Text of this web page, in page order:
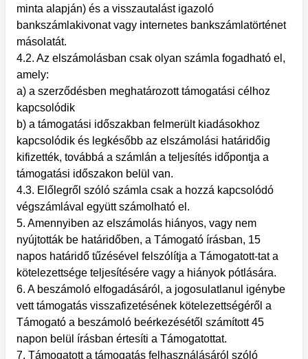
minta alapján) és a visszautalást igazoló
bankszámlakivonat vagy internetes bankszámlatörténet
másolatát.
4.2. Az elszámolásban csak olyan számla fogadható el,
amely:
a) a szerződésben meghatározott támogatási célhoz
kapcsolódik
b) a támogatási időszakban felmerült kiadásokhoz
kapcsolódik és legkésőbb az elszámolási határidőig
kifizették, továbbá a számlán a teljesítés időpontja a
támogatási időszakon belül van.
4.3. Előlegről szóló számla csak a hozzá kapcsolódó
végszámlával együtt számolható el.
5. Amennyiben az elszámolás hiányos, vagy nem
nyújtották be határidőben, a Támogató írásban, 15
napos határidő tűzésével felszólítja a Támogatott-tat a
kötelezettsége teljesítésére vagy a hiányok pótlására.
6. A beszámoló elfogadásáról, a jogosulatlanul igénybe
vett támogatás visszafizetésének kötelezettségéről a
Támogató a beszámoló beérkezésétől számított 45
napon belül írásban értesíti a Támogatottat.
7. Támogatott a támogatás felhasználásáról szóló